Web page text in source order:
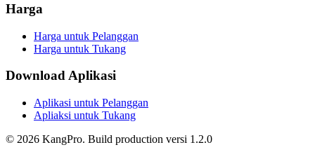
Harga
Harga untuk Pelanggan
Harga untuk Tukang
Download Aplikasi
Aplikasi untuk Pelanggan
Apliaksi untuk Tukang
© 2026 KangPro. Build production versi 1.2.0